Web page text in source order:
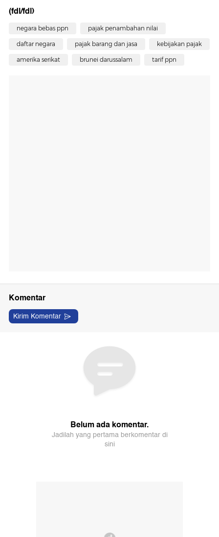
(fdl/fdl)
negara bebas ppn pajak penambahan nilai
daftar negara pajak barang dan jasa kebijakan pajak
amerika serikat brunei darussalam tarif ppn